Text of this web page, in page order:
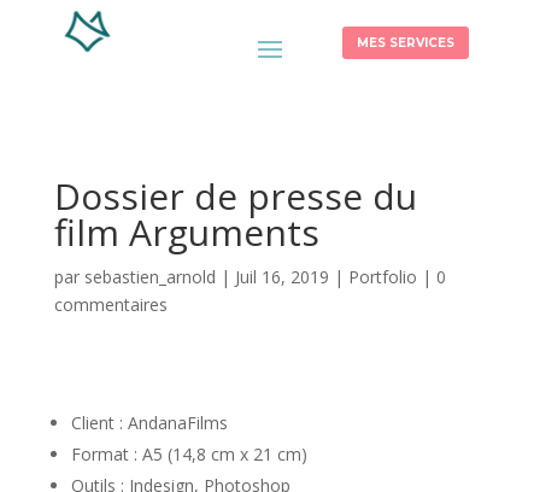
MES SERVICES
Dossier de presse du
film Arguments
par sebastien_arnold | Juil 16, 2019 | Portfolio | 0
commentaires
Client : AndanaFilms
Format : A5 (14,8 cm x 21 cm)
Outils : Indesign, Photoshop